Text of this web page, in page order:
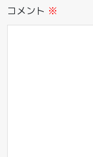
コメント ※